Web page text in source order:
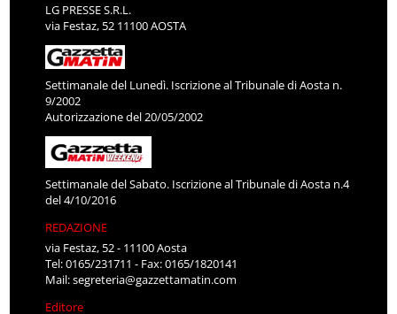
LG PRESSE S.R.L.
via Festaz, 52 11100 AOSTA
Settimanale del Lunedì. Iscrizione al Tribunale di Aosta n.
9/2002
Autorizzazione del 20/05/2002
Settimanale del Sabato. Iscrizione al Tribunale di Aosta n.4
del 4/10/2016
REDAZIONE
via Festaz, 52 - 11100 Aosta
Tel: 0165/231711 - Fax: 0165/1820141
Mail:segreteria@gazzettamatin.com
Editore